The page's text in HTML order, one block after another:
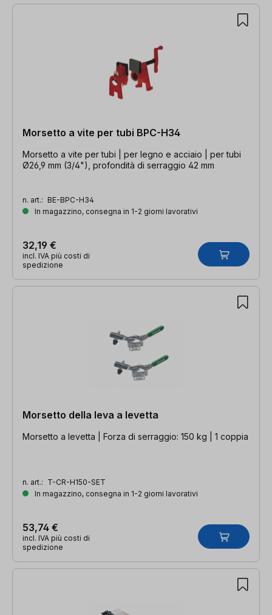
Morsetto a vite per tubi BPC-H34
Morsetto a vite per tubi | per legno e acciaio | per tubi
Ø26,9 mm (3/4"), profondità di serraggio 42 mm
n. art.: BE-BPC-H34
In magazzino, consegna in 1-2 giorni lavorativi
32,19 €
incl. IVA più costi di
spedizione
Morsetto della leva a levetta
Morsetto a levetta | Forza di serraggio: 150 kg | 1 coppia
n. art.: T-CR-H150-SET
In magazzino, consegna in 1-2 giorni lavorativi
53,74 €
incl. IVA più costi di
spedizione